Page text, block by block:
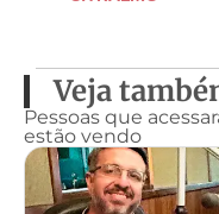
Veja
Pessoas que
estão vendo